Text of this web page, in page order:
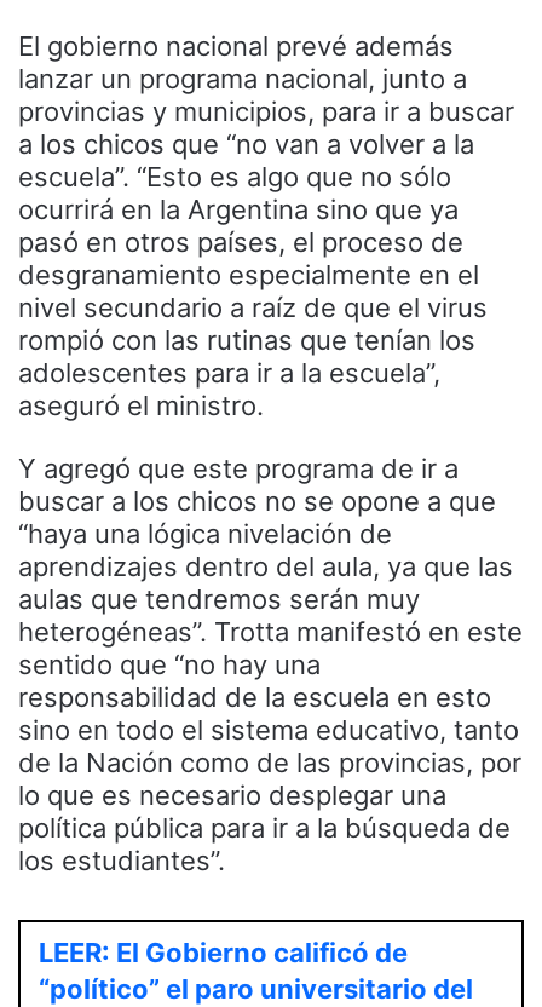
El gobierno nacional prevé además
lanzar un programa nacional, junto a
provincias y municipios, para ir a buscar
a los chicos que “no van a volver a la
escuela”. “Esto es algo que no sólo
ocurrirá en la Argentina sino que ya
pasó en otros países, el proceso de
desgranamiento especialmente en el
nivel secundario a raíz de que el virus
rompió con las rutinas que tenían los
adolescentes para ir a la escuela”,
aseguró el ministro.
Y agregó que este programa de ir a
buscar a los chicos no se opone a que
“haya una lógica nivelación de
aprendizajes dentro del aula, ya que las
aulas que tendremos serán muy
heterogéneas”. Trotta manifestó en este
sentido que “no hay una
responsabilidad de la escuela en esto
sino en todo el sistema educativo, tanto
de la Nación como de las provincias, por
lo que es necesario desplegar una
política pública para ir a la búsqueda de
los estudiantes”.
LEER: El Gobierno calificó de
“político” el paro universitario del